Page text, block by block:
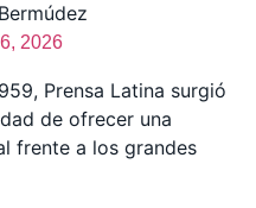
2026
Prensa Latina surgió
de ofrecer una
frente a los grandes